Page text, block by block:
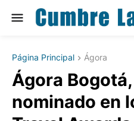
Página Principal Ágora
Ágora
nominado en